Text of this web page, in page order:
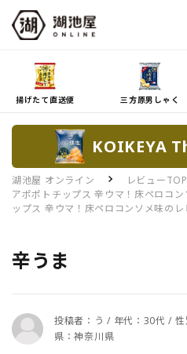
揚げたて直送便 三方原男しゃく
KOIKEYA
湖池屋 オンライン レビューTOP
アポポトチップス 辛ウマ！床ペロコン
ップス 辛ウマ！床ペロコンソメ味の
辛うま
投稿者：う / 年代：30代 /
県：神奈川県